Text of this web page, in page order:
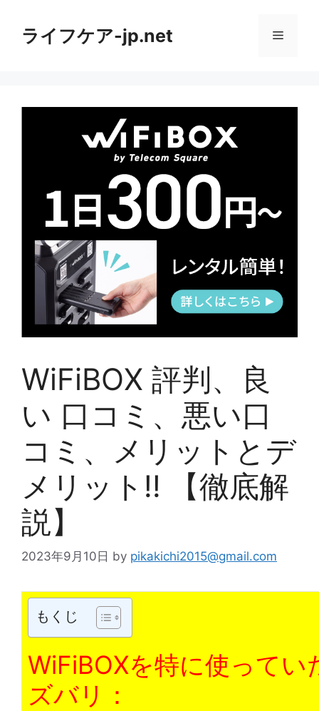
ライフケア-jp.net メ
WiFiBOX 評判、良
い 口コミ、悪い口
コミ、メリットとデ
メリット!! 【徹底解
説】
2023年9月10日 by pikakichi2015@gmail.com
もくじ
WiFiBOXを特に使ってい
ズバリ：